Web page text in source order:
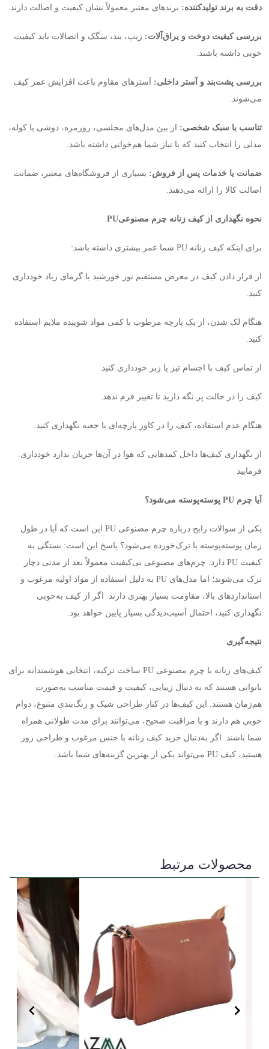
دقت به برند تولیدکننده: برندهای معتبر معمولاً نشان کیفیت و اصالت دارند.
بررسی کیفیت دوخت و یراق‌آلات: زیپ، بند، سگک و اتصالات باید کیفیت
خوبی داشته باشند.
بررسی پشت‌بند و آستر داخلی:
آسترهای مقاوم باعث افزایش عمر کیف
می‌شوند.
تناسب با سبک شخصی:
از بین مدل‌های مجلسی، روزمره، دوشی یا کوله،
مدلی را انتخاب کنید که با نیاز شما هم‌خوانی داشته باشد.
ضمانت یا خدمات پس از فروش: بسیاری از فروشگاه‌های معتبر، ضمانت
اصالت کالا را ارائه می‌دهند.
نحوه نگهداری از کیف زنانه چرم مصنوعیPU
برای اینکه کیف زنانه PU شما عمر بیشتری داشته باشد:
از قرار دادن کیف در معرض مستقیم نور خورشید یا گرمای زیاد خودداری
کنید.
هنگام لک شدن، از یک پارچه مرطوب با کمی مواد شوینده ملایم استفاده
کنید.
از تماس کیف با اجسام تیز یا زبر خودداری کنید.
کیف را در حالت پر نگه دارید تا تغییر فرم ندهد.
هنگام عدم استفاده، کیف را در کاور پارچه‌ای یا جعبه نگهداری کنید.
.از نگهداری کیف‌ها داخل کمدهایی که هوا در آن‌ها جریان ندارد خودداری
فرمایید
آیا چرم PU پوسته‌پوسته می‌شود؟
یکی از سوالات رایج درباره چرم مصنوعی PU این است که آیا در طول
زمان پوسته‌پوسته یا ترک‌خورده می‌شود؟ پاسخ این است: بستگی به
کیفیت PU دارد. چرم‌های مصنوعی بی‌کیفیت معمولاً بعد از مدتی دچار
ترک می‌شوند؛ اما مدل‌های PU به دلیل استفاده از مواد اولیه مرغوب و
استانداردهای بالا، مقاومت بسیار بهتری دارند. اگر از کیف به‌خوبی
نگهداری کنید، احتمال آسیب‌دیدگی بسیار پایین خواهد بود.
نتیجه‌گیری
کیف‌های زنانه با چرم مصنوعی PU ساخت ترکیه، انتخابی هوشمندانه برای
بانوانی هستند که به دنبال زیبایی، کیفیت و قیمت مناسب به‌صورت
هم‌زمان هستند. این کیف‌ها در کنار طراحی شیک و رنگ‌بندی متنوع، دوام
خوبی هم دارند و با مراقبت صحیح، می‌توانند برای مدت طولانی همراه
شما باشند. اگر به‌دنبال خرید کیف زنانه با جنس مرغوب و طراحی روز
هستید، کیف PU می‌تواند یکی از بهترین گزینه‌های شما باشد.
محصولات مرتبط